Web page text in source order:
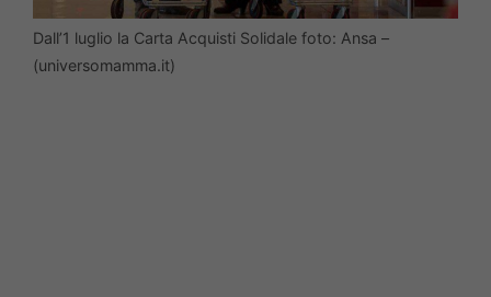
Dall’1 luglio la Carta Acquisti Solidale foto: Ansa –
(universomamma.it)